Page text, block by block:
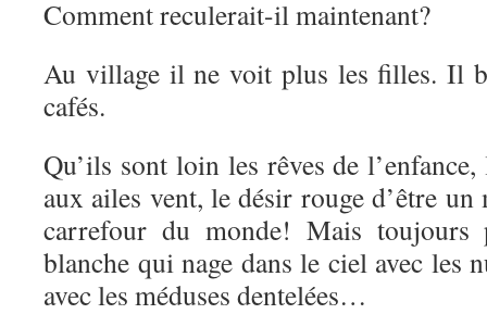
Comment reculerait-il maintenant?
Au village il ne voit plus les filles. Il
cafés.
Qu’ils sont loin les rêves de
aux ailes vent, le désir rouge d’être un
carrefour du monde! Mais
blanche qui nage dans le ciel avec les
avec les méduses dentelées…